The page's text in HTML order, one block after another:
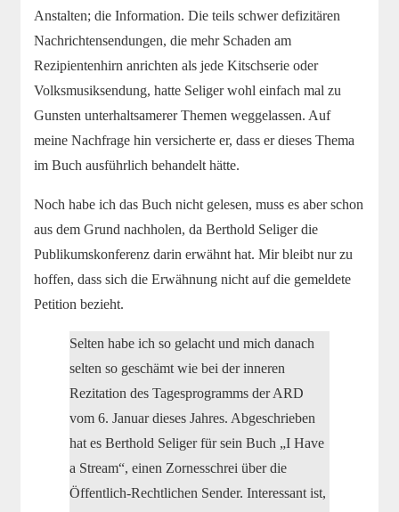
Anstalten; die Information. Die teils schwer defizitären
Nachrichtensendungen, die mehr Schaden am
Rezipientenhirn anrichten als jede Kitschserie oder
Volksmusiksendung, hatte Seliger wohl einfach mal zu
Gunsten unterhaltsamerer Themen weggelassen. Auf
meine Nachfrage hin versicherte er, dass er dieses Thema
im Buch ausführlich behandelt hätte.
Noch habe ich das Buch nicht gelesen, muss es aber schon
aus dem Grund nachholen, da Berthold Seliger die
Publikumskonferenz darin erwähnt hat. Mir bleibt nur zu
hoffen, dass sich die Erwähnung nicht auf die gemeldete
Petition bezieht.
Selten habe ich so gelacht und mich danach
selten so geschämt wie bei der inneren
Rezitation des Tagesprogramms der ARD
vom 6. Januar dieses Jahres. Abgeschrieben
hat es Berthold Seliger für sein Buch „I Have
a Stream“, einen Zornesschrei über die
Öffentlich-Rechtlichen Sender. Interessant ist,